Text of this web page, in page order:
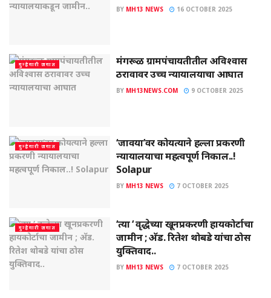
BY MH13 NEWS 16 OCTOBER 2025
गुन्हेगारी जगात
मंगरूळ ग्रामपंचायतीतील अविश्वास
ठरावावर उच्च न्यायालयाचा आघात
BY MH13NEWS.COM 9 OCTOBER 2025
गुन्हेगारी जगात
‘जावया’वर कोयत्याने हल्ला प्रकरणी
न्यायालयाचा महत्वपूर्ण निकाल..!
Solapur
BY MH13 NEWS 7 OCTOBER 2025
गुन्हेगारी जगात
‘त्या ‘ वृद्धेच्या खूनप्रकरणी हायकोर्टाचा
जामीन ; अ‍ॅड. रितेश थोबडे यांचा ठोस
युक्तिवाद..
BY MH13 NEWS 7 OCTOBER 2025